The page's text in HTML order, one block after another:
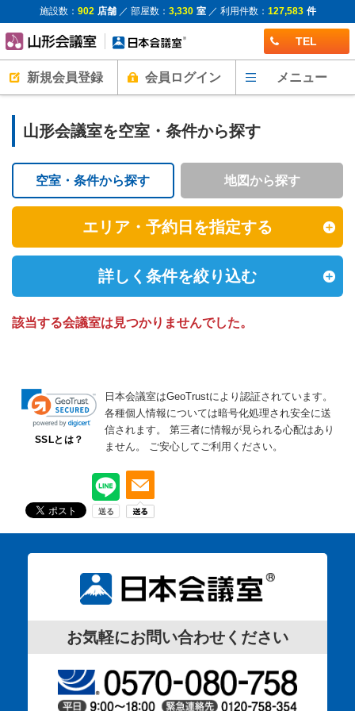
施設数： 902 店舗／ 部屋数： 3,330 室／ 利用件数： 127,583 件
TEL
新規会員登録 会員ログイン メニュー
山形会議室を空室・条件から探す
空室・条件から探す 地図から探す
エリア・予約日を指定する
詳しく条件を絞り込む
該当する会議室は見つかりませんでした。
SSLとは？
日本会議室はGeoTrustにより認証されています。
各種個人情報については暗号化処理され安全に送
信されます。
第三者に情報が見られる心配はあり
ません。
ご安心してご利用ください。
お気軽にお問い合わせください